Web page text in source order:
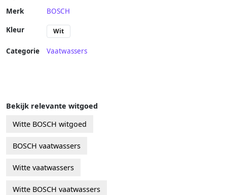
Merk BOSCH
Kleur Wit
Categorie Vaatwassers
Bekijk relevante witgoed
Witte BOSCH witgoed
BOSCH vaatwassers
Witte vaatwassers
Witte BOSCH vaatwassers